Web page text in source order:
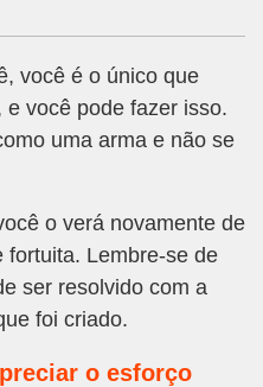
você é o único que
você pode fazer isso.
uma arma e não se
o verá novamente de
fortuita. Lembre-se de
ser resolvido com a
foi criado.
o esforço